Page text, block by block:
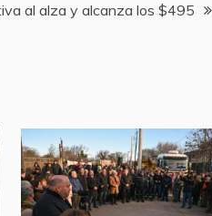
al alza y alcanza los $495